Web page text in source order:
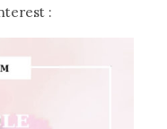
: